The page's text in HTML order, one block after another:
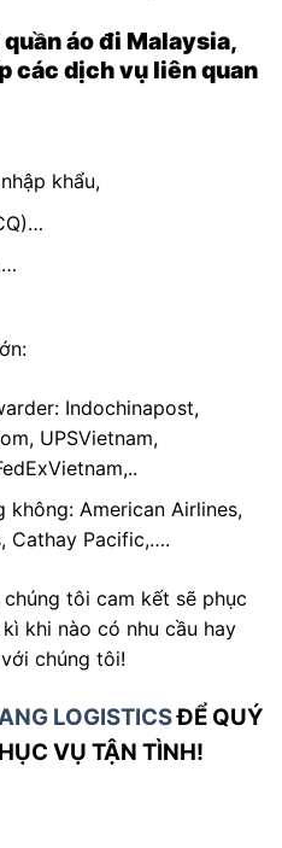
áo đi Malaysia,
các dịch vụ liên quan
khẩu,
Indochinapost,
, UPSVietnam,
,..
không: American Airlines,
Cathay Pacific,….
tôi cam kết sẽ phục
khi nào có nhu cầu hay
chúng tôi!
LOGISTICSĐỂ QUÝ
VỤ TẬN TÌNH!